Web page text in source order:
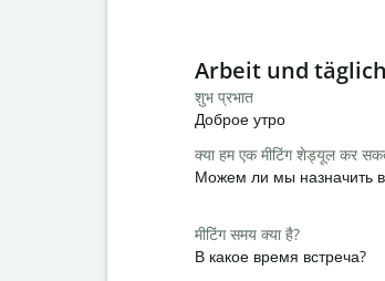
Slide 1 of 6
Arbeit und
शुभ प्रभात
Доброе утро
क्या हम एक मीटिंग शेड्यूल कर
Можем ли мы назначить
मीटिंग समय क्या है?
В какое время встреча?